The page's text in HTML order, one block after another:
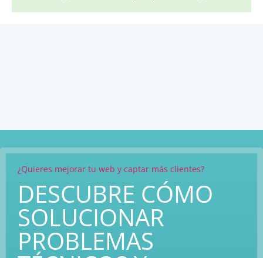
¿Quieres mejorar tu web y captar más clientes?
DESCUBRE CÓMO
SOLUCIONAR
PROBLEMAS